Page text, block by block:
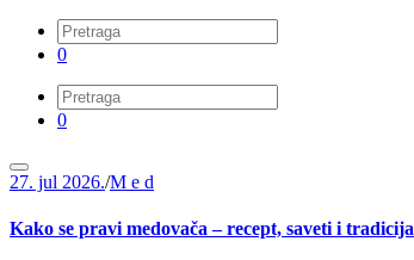
0
0
27. jul 2026./M e d
Kako se pravi medovača – recept, saveti i tradicija